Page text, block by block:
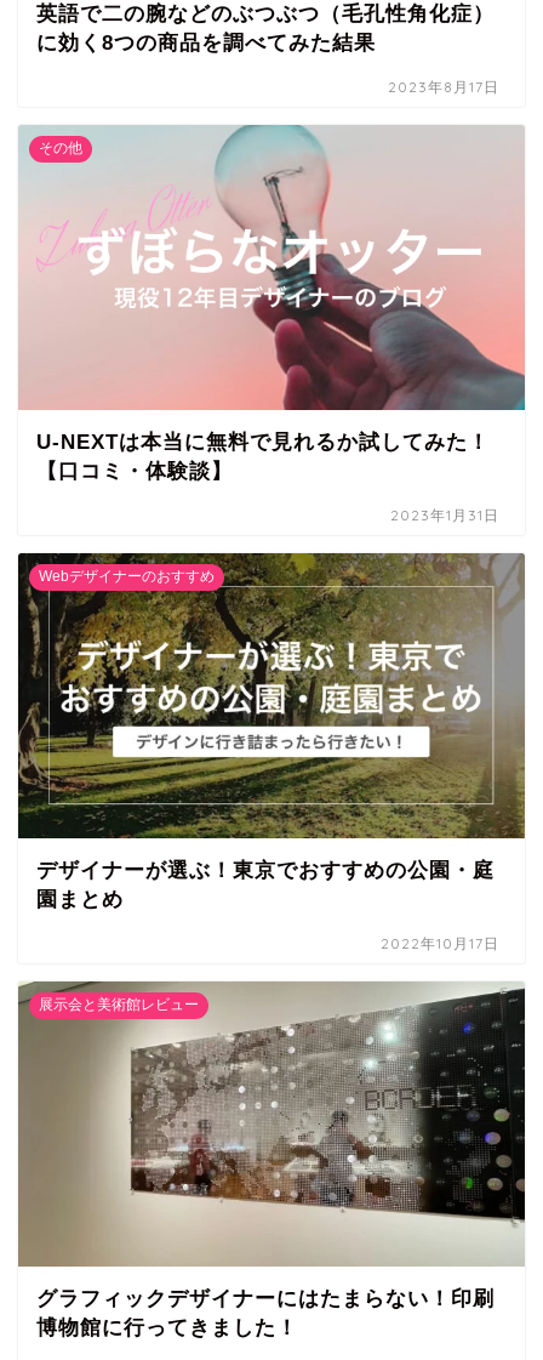
英語で二の腕などのぶつぶつ（毛孔性角化症）
に効く8つの商品を調べてみた結果
2023年8月17日
その他
U-NEXTは本当に無料で見れるか試してみた！
【口コミ・体験談】
2023年1月31日
Webデザイナーのおすすめ
デザイナーが選ぶ！東京でおすすめの公園・庭
園まとめ
2022年10月17日
展示会と美術館レビュー
グラフィックデザイナーにはたまらない！印刷
博物館に行ってきました！